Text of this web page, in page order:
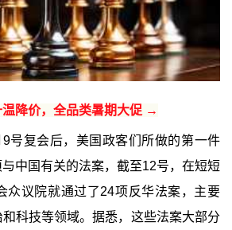
降价，全品类暑期大促 →
号复会后，美国政客们所做的第一件
中国有关的法案，截至12号，在短短
众议院就通过了24项反华法案，主要
科技等领域。据悉，这些法案大部分